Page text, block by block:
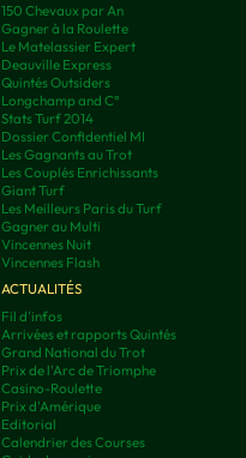
150 Chevaux par An
Gagner à la Roulette
Le Matelassier Expert
Deauville Express
Quintés Outsiders
Longchamp and C°
Stats Turf 2014
Dossier Confidentiel MI
Les Gagnants au Trot
Les Couplés Enrichissants
Giant Turf
Les Meilleurs Paris du Turf
Gagner au Multi
Vincennes Nuit
Vincennes Flash
ACTUALITÉS
Fil d'infos
Arrivées et rapports Quintés
Grand National du Trot
Prix de l'Arc de Triomphe
Casino-Roulette
Prix d'Amérique
Editorial
Calendrier des Courses